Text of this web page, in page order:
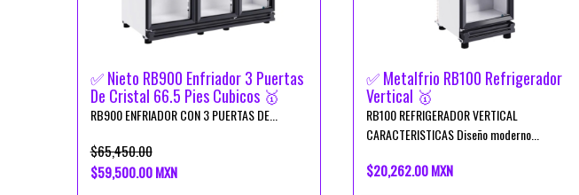
✅ Nieto RB900 Enfriador 3 Puertas
De Cristal 66.5 Pies Cubicos 🥇
RB900 ENFRIADOR CON 3 PUERTAS DE...
$65,450.00
$59,500.00 MXN
✅ Metalfrio RB100 Refrigerador
Vertical 🥇
RB100 REFRIGERADOR VERTICAL
CARACTERISTICAS Diseño moderno...
$20,262.00 MXN